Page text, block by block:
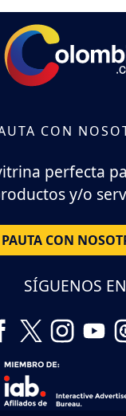
CON
perfecta
y/o
PAUTA CON
SÍGUENOS EN